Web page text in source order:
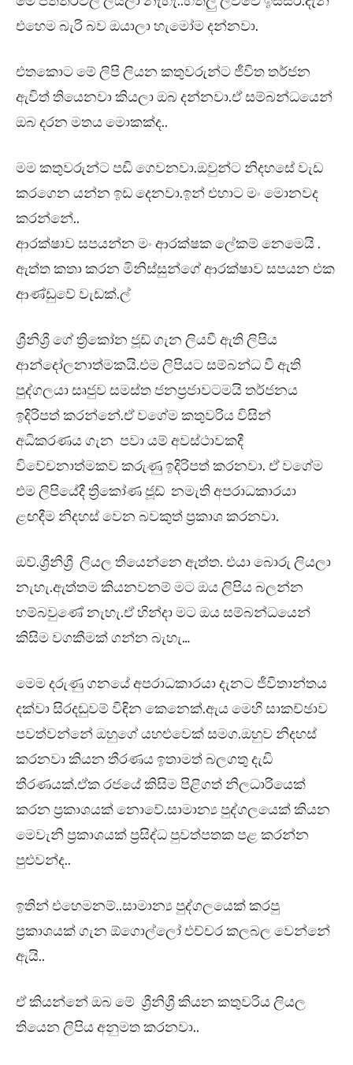
එහෙම බැරි බව ඔයාලා හැමෝම දන්නවා.
එතකොට මේ ලිපි ලියන කතුවරුන්ට ජීවිත තර්ජන
ඇවිත් තියෙනවා කියලා ඔබ දන්නවා.ඒ සම්බන්ධයෙන්
ඔබ දරන මතය මොකක්ද..
මම කතුවරුන්ට පඩි ගෙවනවා.ඔවුන්ට නිදහසේ වැඩ
කරගෙන යන්න ඉඩ දෙනවා.ඉන් එහාට මං මොනවද
කරන්නේ..
ආරක්ෂාව සපයන්න මං ආරක්ෂක ලේකම් නෙමෙයි .
ඇත්ත කතා කරන මිනිස්සුන්ගේ ආරක්ෂාව සපයන එක
ආණ්ඩුවේ වැඩක්.ල්
ශ්‍රීනිශ්‍රී ගේ ත්‍රිකෝන ජූඩ් ගැන ලියවී ඇති ලිපිය
ආන්දෝලනාත්මකයි.එම ලිපියට සම්බන්ධ වී ඇති
පුද්ගලයා සෘජුව සමස්ත ජනප්‍රජාවටමයි තර්ජනය
ඉදිරිපත් කරන්නේ.ඒ වගේම කතුවරිය විසින්
අධිකරණය ගැන පවා යම් අවස්ථාවකදී
විවේචනාත්මකව කරුණු ඉදිරිපත් කරනවා. ඒ වගේම
එම ලිපියේදී ත්‍රිකෝණ ජූඩ් නමැති අපරාධකාරයා
ළඟදීම නිදහස් වෙන බවකුත් ප්‍රකාශ කරනවා.
ඔව්.ශ්‍රීනිශ්‍රී ලියල තියෙන්නෙ ඇත්ත. එයා බොරු ලියලා
නැහැ.ඇත්තම කියනවනම් මට ඔය ලිපිය බලන්න
හම්බවුණේ නැහැ.ඒ හින්දා මට ඔය සම්බන්ධයෙන්
කිසිම වගකීමක් ගන්න බැහැ…
මෙම දරුණු ගනයේ අපරාධකාරයා දැනට ජීවිතාන්තය
දක්වා සිරදඬුවම් විඳින කෙනෙක්.ඇය මෙහි සාකච්ඡාව
පවත්වන්නේ ඔහුගේ යහළුවෙක් සමග.ඔහුව නිදහස්
කරනවා කියන තීරණය ඉතාමත් බලගතු දැඩි
තීරණයක්.ඒක රජයේ කිසිම පිළිගත් නිලධාරියෙක්
කරන ප්‍රකාශයක් නොවේ.සාමාන්‍ය පුද්ගලයෙක් කියන
මෙවැනි ප්‍රකාශයක් ප්‍රසිද්ධ පුවත්පතක පළ කරන්න
පුළුවන්ද..
ඉතින් එහෙමනම්..සාමාන්‍ය පුද්ගලයෙක් කරපු
ප්‍රකාශයක් ගැන ඕගොල්ලෝ එච්චර කලබල වෙන්නේ
ඇයි..
ඒ කියන්නේ ඔබ මේ ශ්‍රීනිශ්‍රී කියන කතුවරිය ලියල
තියෙන ලිපිය අනුමත කරනවා..